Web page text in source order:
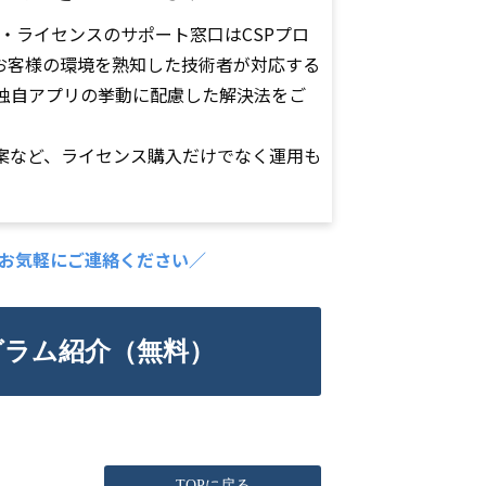
ライセンスのサポート窓口はCSPプロ
様の環境を熟知した技術者が対応する
自アプリの挙動に配慮した解決法をご
ど、ライセンス購入だけでなく運用も
気軽にご連絡ください／
ム紹介（無料）